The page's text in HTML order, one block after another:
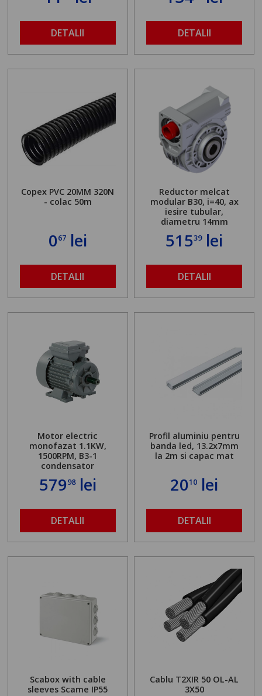
DETALII DETALII
Copex PVC 20MM 320N
- colac 50m
067lei
DETALII
Reductor melcat
modular B30, i=40, ax
iesire tubular,
diametru 14mm
51539lei
DETALII
Motor electric
monofazat 1.1KW,
1500RPM, B3-1
condensator
57998lei
DETALII
Profil aluminiu pentru
banda led, 13.2x7mm
la 2m si capac mat
2010 lei
DETALII
Scabox with cable
sleeves Scame IP55
Cablu T2XIR 50 OL-AL
3X50